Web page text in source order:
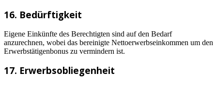
16. Bedürftigkeit
Eigene Einkünfte des Berechtigten sind auf den Bedarf
anzurechnen, wobei das bereinigte Nettoerwerbseinkommen um den
Erwerbstätigenbonus zu vermindern ist.
17. Erwerbsobliegenheit